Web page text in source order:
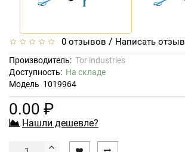
0 отзывов / Написать отзыв
Производитель: Tor industries
Доступность: На складе
Модель 1019964
0.00 ₽
Нашли дешевле?